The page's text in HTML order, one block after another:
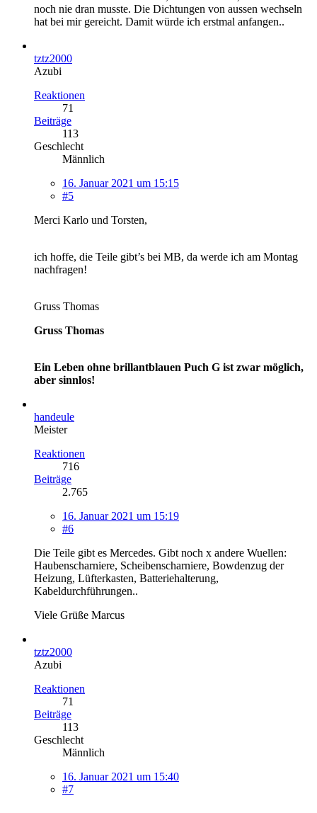
noch nie dran musste. Die Dichtungen von aussen wechseln
hat bei mir gereicht. Damit würde ich erstmal anfangen..
tztz2000
Azubi
Reaktionen
71
Beiträge
113
Geschlecht
Männlich
16. Januar 2021 um 15:15
#5
Merci Karlo und Torsten,
ich hoffe, die Teile gibt’s bei MB, da werde ich am Montag
nachfragen!
Gruss Thomas
Gruss Thomas
Ein Leben ohne brillantblauen Puch G ist zwar möglich,
aber sinnlos!
handeule
Meister
Reaktionen
716
Beiträge
2.765
16. Januar 2021 um 15:19
#6
Die Teile gibt es Mercedes. Gibt noch x andere Wuellen:
Haubenscharniere, Scheibenscharniere, Bowdenzug der
Heizung, Lüfterkasten, Batteriehalterung,
Kabeldurchführungen..
Viele Grüße Marcus
tztz2000
Azubi
Reaktionen
71
Beiträge
113
Geschlecht
Männlich
16. Januar 2021 um 15:40
#7